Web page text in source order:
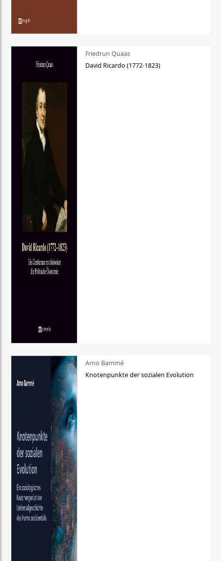
Friedrun Quaas
David Ricardo (1772-1823)
Arno Bammé
Knotenpunkte der sozialen Evolution